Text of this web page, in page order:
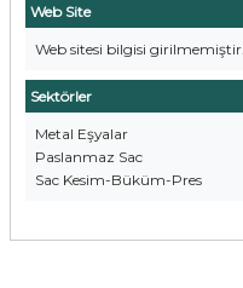
Web Site
Web sitesi bilgisi girilmemiştir.
Sektörler
Metal Eşyalar
Paslanmaz Sac
Sac Kesim-Büküm-Pres